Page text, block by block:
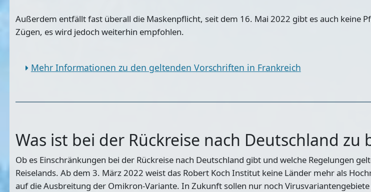
Außerdem entfällt fast überall die Maskenpflicht, seit dem 16. Mai 2022 gibt es auch keine
Zügen, es wird jedoch weiterhin empfohlen.
Mehr Informationen zu den geltenden Vorschriften in Frankreich
Was ist bei der Rückreise nach Deutschland zu
Ob es Einschränkungen bei der Rückreise nach Deutschland gibt und welche Regelungen
Reiselands. Ab dem 3. März 2022 weist das Robert Koch Institut keine Länder mehr als
auf die Ausbreitung der Omikron-Variante. In Zukunft sollen nur noch